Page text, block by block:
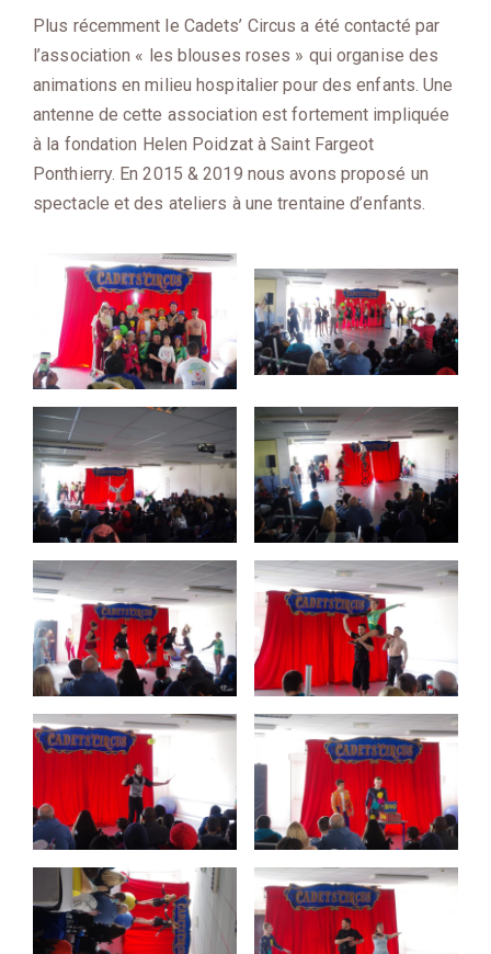
Plus récemment le Cadets’ Circus a été contacté par
l’association « les blouses roses » qui organise des
animations en milieu hospitalier pour des enfants. Une
antenne de cette association est fortement impliquée
à la fondation Helen Poidzat à Saint Fargeot
Ponthierry. En 2015 & 2019 nous avons proposé un
spectacle et des ateliers à une trentaine d’enfants.